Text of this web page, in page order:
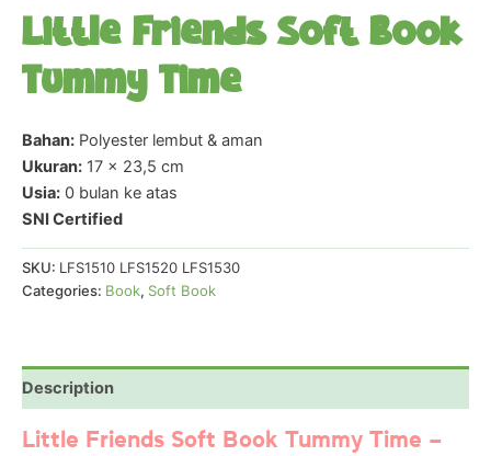
Little Friends Soft Book
Tummy Time
Bahan: Polyester lembut & aman
Ukuran: 17 x 23,5 cm
Usia: 0 bulan ke atas
SNI Certified
SKU: LFS1510 LFS1520 LFS1530
Categories: Book, Soft Book
Description
Little Friends Soft Book Tummy Time –